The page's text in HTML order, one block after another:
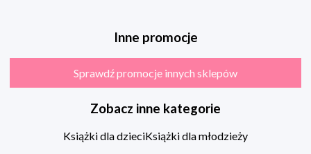
Inne promocje
Sprawdź promocje innych sklepów
Zobacz inne kategorie
Książki dla dzieciKsiążki dla młodzieży